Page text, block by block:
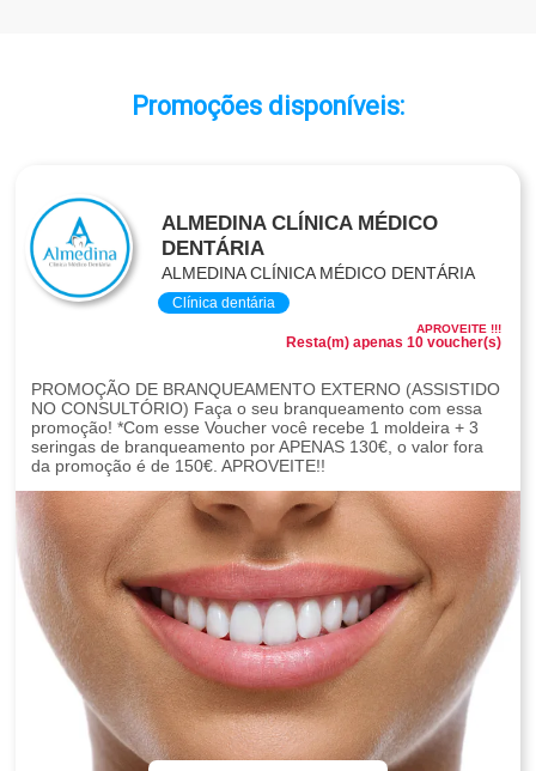
Promoções disponíveis:
ALMEDINA CLÍNICA MÉDICO
DENTÁRIA
ALMEDINA CLÍNICA MÉDICO DENTÁRIA
Clínica dentária
APROVEITE !!!
Resta(m) apenas 10 voucher(s)
PROMOÇÃO DE BRANQUEAMENTO EXTERNO (ASSISTIDO
NO CONSULTÓRIO) Faça o seu branqueamento com essa
promoção! *Com esse Voucher você recebe 1 moldeira + 3
seringas de branqueamento por APENAS 130€, o valor fora
da promoção é de 150€. APROVEITE!!